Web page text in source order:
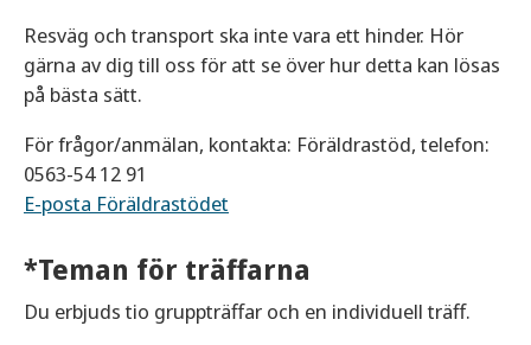
Resväg och transport ska inte vara ett hinder. Hör
gärna av dig till oss för att se över hur detta kan lösas
på bästa sätt.
För frågor/anmälan, kontakta: Föräldrastöd, telefon:
0563-54 12 91
E-posta Föräldrastödet
*Teman för träffarna
Du erbjuds tio gruppträffar och en individuell träff.